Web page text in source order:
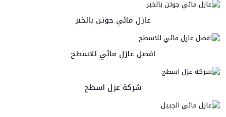
عازل مائي جوتن بالخبر
افضل عازل مائي للاسطح
شركة عزل اسطح